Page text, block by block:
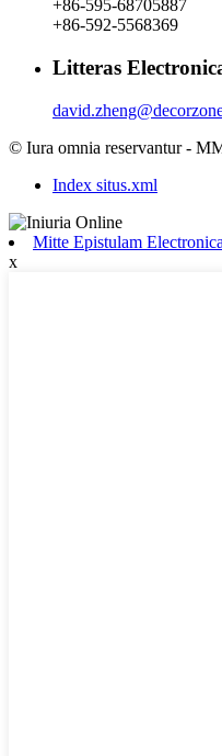
+86-595-68705887
+86-592-5568369
Litteras
© Iura omnia reservantur -
Index situs.xml
Mitte Epistulam
x